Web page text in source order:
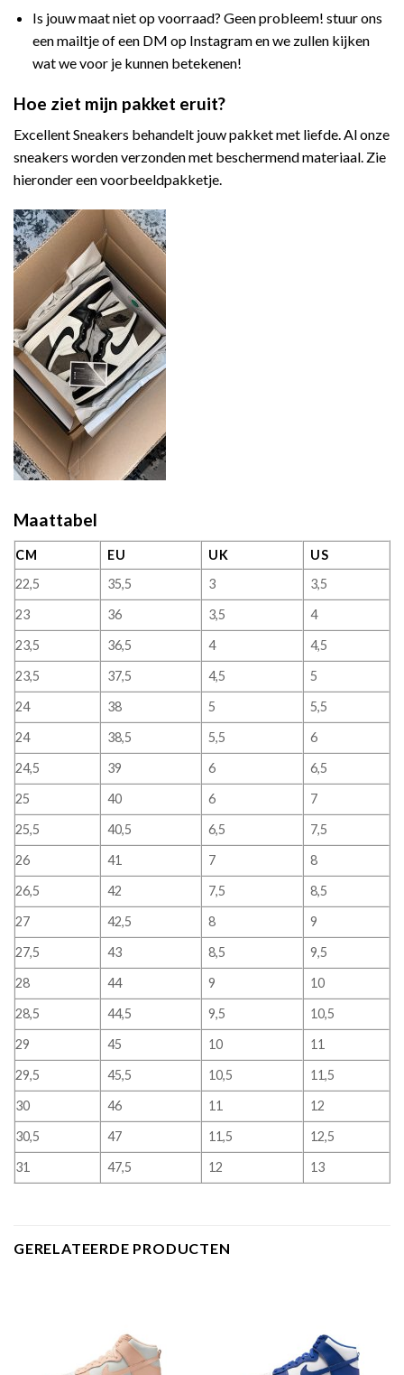
Is jouw maat niet op voorraad? Geen probleem! stuur ons
een mailtje of een DM op Instagram en we zullen kijken
wat we voor je kunnen betekenen!
Hoe ziet mijn pakket eruit?
Excellent Sneakers behandelt jouw pakket met liefde. Al onze
sneakers worden verzonden met beschermend materiaal. Zie
hieronder een voorbeeldpakketje.
Maattabel
CM EU UK
US
22,5
35,5 3
3,5
23
36 3,5
4
23,5
36,5 4
4,5
23,5
37,5 4,5
5
24
38 5
5,5
24
38,5 5,5
6
24,5
39 6
6,5
25
40 6
7
25,5
40,5 6,5
7,5
26
41 7
8
26,5
42 7,5
8,5
27
42,5 8
9
27,5
43 8,5
9,5
28
44 9
10
28,5
44,5 9,5
10,5
29
45 10
11
29,5
45,5 10,5
11,5
30
46 11
12
30,5
47 11,5
12,5
31
47,5 12 13
GERELATEERDE PRODUCTEN